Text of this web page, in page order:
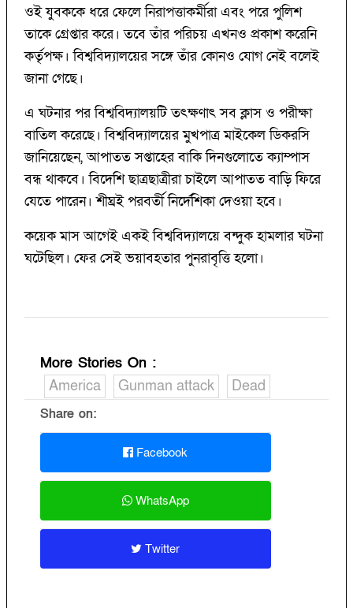
ওই যুবককে ধরে ফেলে নিরাপত্তাকর্মীরা এবং পরে পুলিশ
তাকে গ্রেপ্তার করে। তবে তাঁর পরিচয় এখনও প্রকাশ করেনি
কর্তৃপক্ষ। বিশ্ববিদ্যালয়ের সঙ্গে তাঁর কোনও যোগ নেই বলেই
জানা গেছে।
এ ঘটনার পর বিশ্ববিদ্যালয়টি তৎক্ষণাৎ সব ক্লাস ও পরীক্ষা
বাতিল করেছে। বিশ্ববিদ্যালয়ের মুখপাত্র মাইকেল ডিকরসি
জানিয়েছেন, আপাতত সপ্তাহের বাকি দিনগুলোতে ক্যাম্পাস
বন্ধ থাকবে। বিদেশি ছাত্রছাত্রীরা চাইলে আপাতত বাড়ি ফিরে
যেতে পারেন। শীঘ্রই পরবর্তী নির্দেশিকা দেওয়া হবে।
কয়েক মাস আগেই একই বিশ্ববিদ্যালয়ে বন্দুক হামলার ঘটনা
ঘটেছিল। ফের সেই ভয়াবহতার পুনরাবৃত্তি হলো।
More Stories On :
America
Gunman attack Dead
Share on:
Facebook
WhatsApp
Twitter